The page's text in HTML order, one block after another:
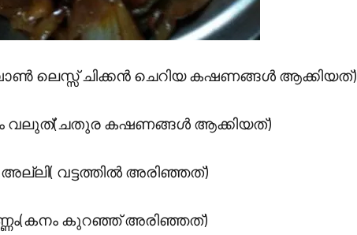
ലെസ്സ് ചിക്കൻ ചെറിയ കഷണങ്ങൾ ആക്കിയത്)
വലുത്(ചതുര കഷണങ്ങൾ ആക്കിയത്)
വട്ടത്തിൽ അരിഞ്ഞത്)
കുറഞ്ഞ് അരിഞ്ഞത്)